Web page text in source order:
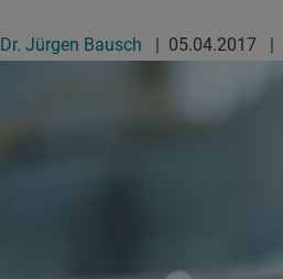
Dr. Jürgen Bausch | 05.04.2017 |